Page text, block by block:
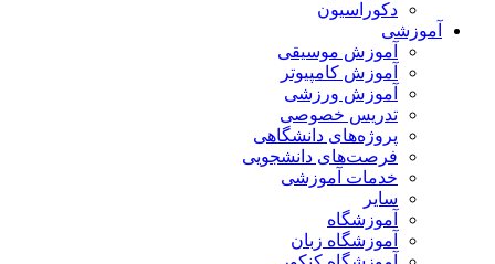
دکوراسیون
آموزشی
آموزش موسیقی
آموزش کامپیوتر
آموزش ورزشی
تدریس خصوصی
پروژه‌های دانشگاهی
فرصت‌های دانشجویی
خدمات آموزشی
سایر
آموزشگاه
آموزشگاه زبان